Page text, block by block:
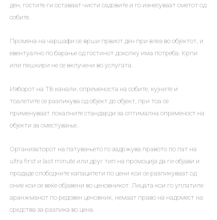
ден, гостите ги оставаат чисти садовите и го изнесуваат сметот од
собите.
Промена на чаршафи се врши првиот ден при влез во објектот, и
евентуално по барање од гостинот доколку има потреба. Крпи
или пешкири не се вклучени во услугата.
Изборот на ТВ канали, опременоста на собите, кујните и
тоалетите се разликува од објект до објект, при тоа се
применуваат локалните стандарди за оптимална опременост на
објекти за сместување..
Организаторот на патувањето го задржува правото по пат на
ultra first и last minute или друг тип на промоција да ги објави и
продаде слободните капацитети по цени кои се разликуваат од
оние кои се веќе објавени во ценовникот. Лицата кои го уплатиле
аранжманот по редовен ценовник, немаат право на надомест на
средства за разлика во цена.